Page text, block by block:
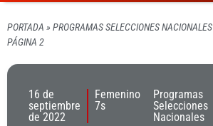
PORTADA » PROGRAMAS SELECCIONES NACIONALES
PÁGINA 2
16 de
septiembre
de 2022
Femenino
7s
Programas
Selecciones
Nacionales